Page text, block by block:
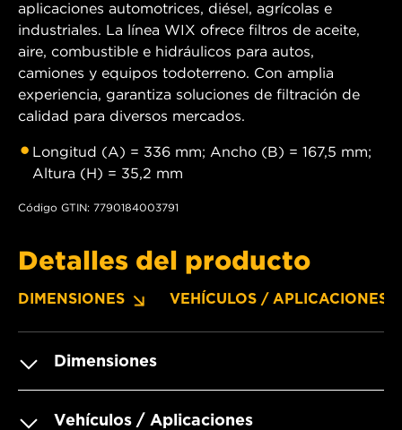
aplicaciones automotrices, diésel, agrícolas e
industriales. La línea WIX ofrece filtros de aceite,
aire, combustible e hidráulicos para autos,
camiones y equipos todoterreno. Con amplia
experiencia, garantiza soluciones de filtración de
calidad para diversos mercados.
Longitud (A) = 336 mm; Ancho (B) = 167,5 mm;
Altura (H) = 35,2 mm
Código GTIN: 7790184003791
Detalles del producto
DIMENSIONES VEHÍCULOS / APLICACIONES
Dimensiones
Vehículos / Aplicaciones